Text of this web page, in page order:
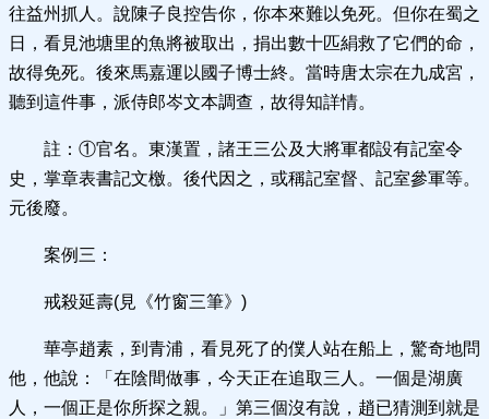
往益州抓人。說陳子良控告你，你本來難以免死。但你在蜀之
日，看見池塘里的魚將被取出，捐出數十匹絹救了它們的命，
故得免死。後來馬嘉運以國子博士終。當時唐太宗在九成宮，
聽到這件事，派侍郎岑文本調查，故得知詳情。
註：①官名。東漢置，諸王三公及大將軍都設有記室令
史，掌章表書記文檄。後代因之，或稱記室督、記室參軍等。
元後廢。
案例三：
戒殺延壽(見《竹窗三筆》)
華亭趙素，到青浦，看見死了的僕人站在船上，驚奇地問
他，他說：「在陰間做事，今天正在追取三人。一個是湖廣
人，一個正是你所探之親。」第三個沒有說，趙已猜測到就是